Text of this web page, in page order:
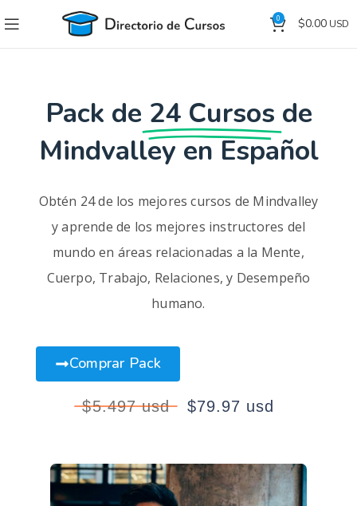
0 $0.00
Pack de 24 Cursos de
Mindvalley en Español
Obtén 24 de los mejores cursos de Mindvalley
y aprende de los mejores instructores del
mundo en áreas relacionadas a la Mente,
Cuerpo, Trabajo, Relaciones, y Desempeño
humano.
Comprar Pack
$5.497 usd $79.97 usd